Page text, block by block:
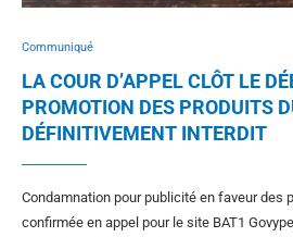
Communiqué
LA COUR D’APPEL CLÔT LE
PROMOTION DES PRODUITS
DÉFINITIVEMENT INTERDIT
Condamnation pour publicité en faveur des
confirmée en appel pour le site BAT1